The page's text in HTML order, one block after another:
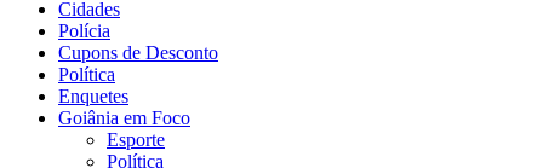
Cidades
Polícia
Cupons de Desconto
Política
Enquetes
Goiânia em Foco
Esporte
Política